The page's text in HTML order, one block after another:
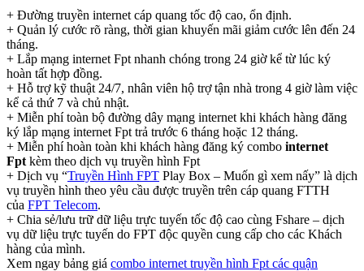
+ Đường truyền internet cáp quang tốc độ cao, ổn định.
+ Quản lý cước rõ ràng, thời gian khuyến mãi giảm cước lên đến 24
tháng.
+ Lắp mạng internet Fpt nhanh chóng trong 24 giờ kể từ lúc ký
hoàn tất hợp đồng.
+ Hỗ trợ kỹ thuật 24/7, nhân viên hộ trợ tận nhà trong 4 giờ làm việc
kể cả thứ 7 và chủ nhật.
+ Miễn phí toàn bộ đường dây mạng internet khi khách hàng đăng
ký lắp mạng internet Fpt trả trước 6 tháng hoặc 12 tháng.
+ Miễn phí hoàn toàn khi khách hàng đăng ký combo internet
Fpt kèm theo dịch vụ truyền hình Fpt
+ Dịch vụ “Truyền Hình FPT Play Box – Muốn gì xem nấy” là dịch
vụ truyền hình theo yêu cầu được truyền trên cáp quang FTTH
của FPT Telecom.
+ Chia sẻ/lưu trữ dữ liệu trực tuyến tốc độ cao cùng Fshare – dịch
vụ dữ liệu trực tuyến do FPT độc quyền cung cấp cho các Khách
hàng của mình.
Xem ngay bảng giá combo internet truyền hình Fpt các quận